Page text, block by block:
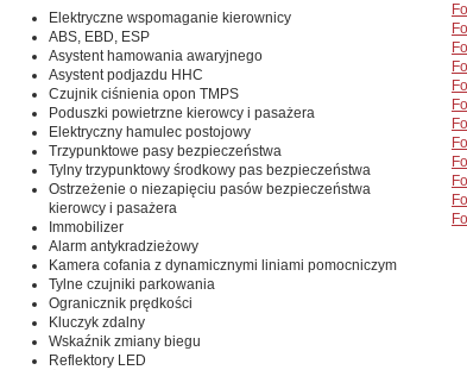
Elektryczne wspomaganie kierownicy
ABS, EBD, ESP
Asystent hamowania awaryjnego
Asystent podjazdu HHC
Czujnik ciśnienia opon TMPS
Poduszki powietrzne kierowcy i pasażera
Elektryczny hamulec postojowy
Trzypunktowe pasy bezpieczeństwa
Tylny trzypunktowy środkowy pas bezpieczeństwa
Ostrzeżenie o niezapięciu pasów bezpieczeństwa
kierowcy i pasażera
Immobilizer
Alarm antykradzieżowy
Kamera cofania z dynamicznymi liniami pomocniczym
Tylne czujniki parkowania
Ogranicznik prędkości
Kluczyk zdalny
Wskaźnik zmiany biegu
Reflektory LED